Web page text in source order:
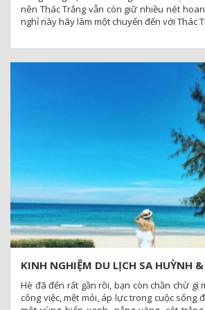
nên Thác Trắng vẫn còn giữ nhiều nét
nghỉ này hãy làm một chuyến đến với Thác
KINH NGHIỆM DU LỊCH SA HUỲNH
TRÚ TẠI SA HUỲNH RESORT GIÁ RẺ
Hè đã đến rất gần rồi, bạn còn chần chừ gì
công việc, mệt mỏi, áp lực trong cuộc sống